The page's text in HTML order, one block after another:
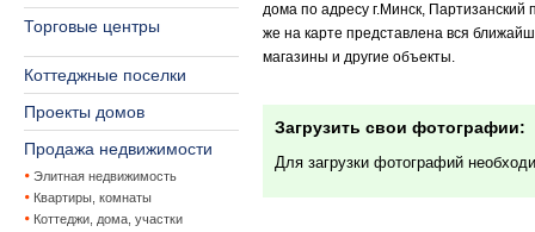
Торговые центры
Коттеджные поселки
Проекты домов
Продажа недвижимости
Элитная недвижимость
Квартиры, комнаты
Коттеджи, дома, участки
дома по адресу г.Минск, Партизанский
же на карте представлена вся
магазины и другие объекты.
Загрузить свои фотографии:
Для загрузки фотографий